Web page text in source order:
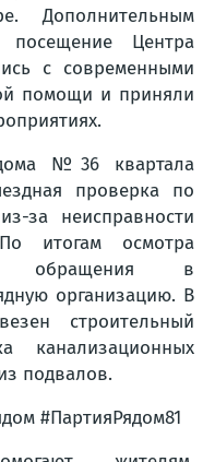
Дополнительным
Центра
с современными
помощи и приняли
№36 квартала
проверка по
за неисправности
итогам осмотра
обращения в
организацию. В
строительный
канализационных
подвалов.
#ПартияРядом81